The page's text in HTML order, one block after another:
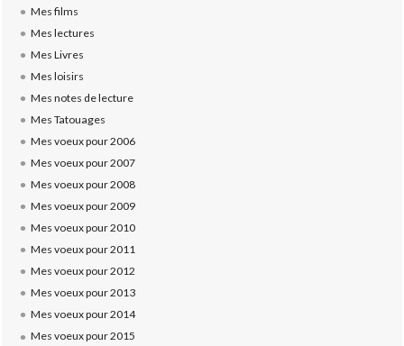
Mes films
Mes lectures
Mes Livres
Mes loisirs
Mes notes de lecture
Mes Tatouages
Mes voeux pour 2006
Mes voeux pour 2007
Mes voeux pour 2008
Mes voeux pour 2009
Mes voeux pour 2010
Mes voeux pour 2011
Mes voeux pour 2012
Mes voeux pour 2013
Mes voeux pour 2014
Mes voeux pour 2015